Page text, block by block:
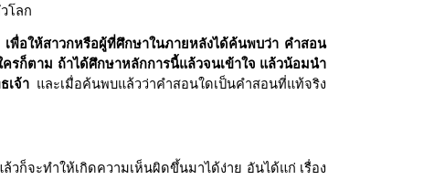
โลก
พื่อให้สาวกหรือผู้ที่ศึกษาในภายหลังได้ค้นพบว่า คำสอน
รก็ตาม ถ้าได้ศึกษาหลักการนี้แล้วจนเข้าใจ แล้วน้อมนำ
เจ้าและเมื่อค้นพบแล้วว่าคำสอนใดเป็นคำสอนที่แท้จริง
ก็จะทำให้เกิดความเห็นผิดขึ้นมาได้ง่าย อันได้แก่ เรื่อง